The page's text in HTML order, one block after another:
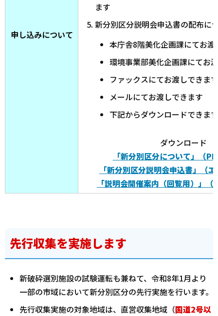
申し込みについて
ます
新分別区分説明会申込書の配布に
本庁舎8階美化企画課にてお渡
環境事業部美化企画課にてお
ファックスにてお渡しできます
メールにてお渡しできます
下記からダウンロードできます
ダウンロード
「新分別区分について」（
「新分別区分説明会申込書」（
「説明会開催案内（回覧用）」
先行収集を実施します
新破砕選別施設の試験運転も兼ねて、令和8年1月より
一部の市域において新分別区分の先行実施を行います。
先行収集実施の対象地域は、直営収集地域（国道2号以